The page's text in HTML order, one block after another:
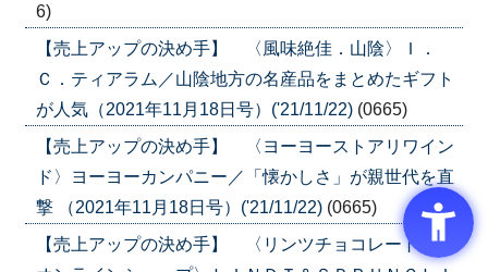
6)
【売上アップの決め手】 〈風味絶佳．山陰〉Ｉ．
Ｃ．ティアラム／山陰地方の名産品をまとめたギフト
が人気（2021年11月18日号）('21/11/22) (0665)
【売上アップの決め手】 〈ヨーヨーストアリワイン
ド〉ヨーヨーカンパニー／「懐かしさ」が親世代を直
撃 （2021年11月18日号）('21/11/22) (0665)
【売上アップの決め手】 〈リンツチョコレート公式